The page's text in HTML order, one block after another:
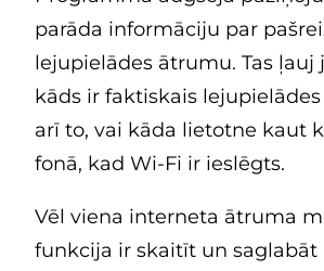
parāda informāciju par
lejupielādes ātrumu. Tas ļauj
kāds ir faktiskais
arī to, vai kāda lietotne kaut
fonā, kad Wi-Fi ir ieslēgts.
Vēl viena interneta ātruma
funkcija ir skaitīt un